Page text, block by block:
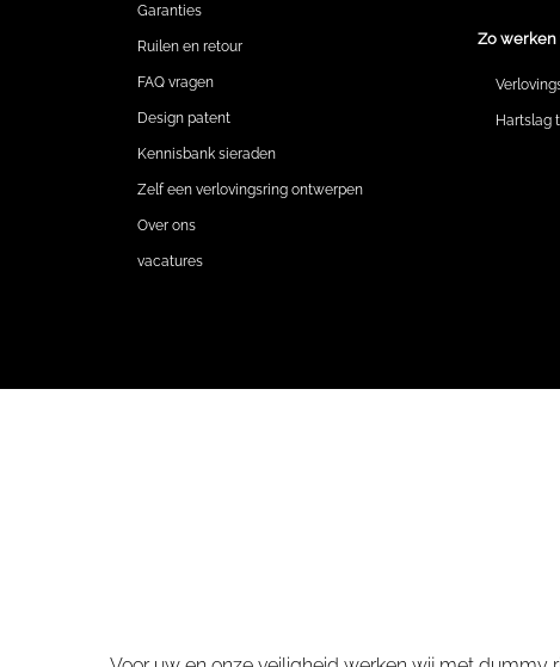
Garanties
Ruilen en retour
FAQ vragen
Design patent
Kennisbank sieraden
Zelf een verlovingsring ontwerpen
Over ons
vacatures
Zo werken
Hartslag